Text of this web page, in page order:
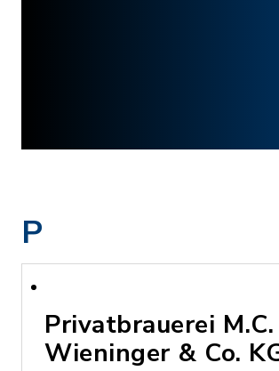
P
Privatbrauerei M.C.
Wieninger & Co.